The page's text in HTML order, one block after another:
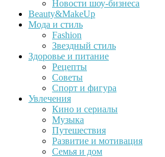
Новости шоу-бизнеса
Beauty&MakeUp
Мода и стиль
Fashion
Звездный стиль
Здоровье и питание
Рецепты
Советы
Спорт и фигура
Увлечения
Кино и сериалы
Музыка
Путешествия
Развитие и мотивация
Семья и дом